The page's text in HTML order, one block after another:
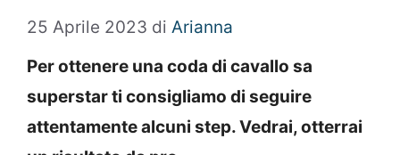
25 Aprile 2023 di Arianna
Per ottenere una coda di cavallo sa
superstar ti consigliamo di seguire
attentamente alcuni step. Vedrai, otterrai